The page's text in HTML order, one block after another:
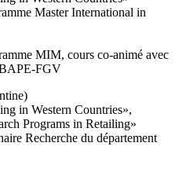
Master International in
MIM, cours co-animé avec
FGV
in Western Countries»,
Programs in Retailing»
Recherche du département